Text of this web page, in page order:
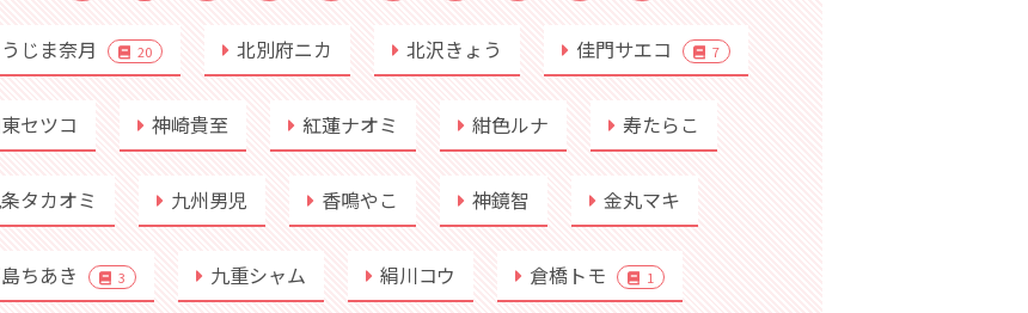
じま奈月 20 北別府ニカ 北沢きょう 佳門サエコ 7
セツコ 神崎貴至 紅蓮ナオミ 紺色ルナ 寿たらこ
タカオミ 九州男児 香鳴やこ 神鏡智 金丸マキ
ちあき 3 九重シャム 絹川コウ 倉橋トモ 1